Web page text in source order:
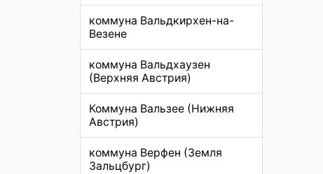
коммуна Вальдкирхен-на-
Везене
коммуна Вальдхаузен
(Верхняя Австрия)
Коммуна Вальзее (Нижняя
Австрия)
коммуна Верфен (Земля
Зальцбург)